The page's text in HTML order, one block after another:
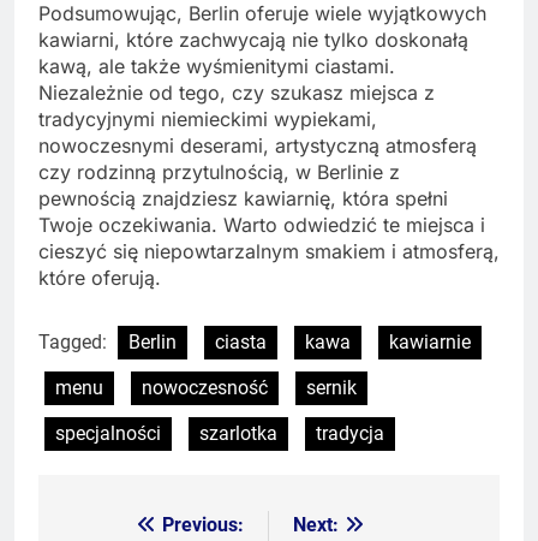
Podsumowując, Berlin oferuje wiele wyjątkowych
kawiarni, które zachwycają nie tylko doskonałą
kawą, ale także wyśmienitymi ciastami.
Niezależnie od tego, czy szukasz miejsca z
tradycyjnymi niemieckimi wypiekami,
nowoczesnymi deserami, artystyczną atmosferą
czy rodzinną przytulnością, w Berlinie z
pewnością znajdziesz kawiarnię, która spełni
Twoje oczekiwania. Warto odwiedzić te miejsca i
cieszyć się niepowtarzalnym smakiem i atmosferą,
które oferują.
Tagged: Berlin ciasta kawa
kawiarnie
menu
nowoczesność
sernik
specjalności
szarlotka tradycja
NawigacjaPrevious:
Next: